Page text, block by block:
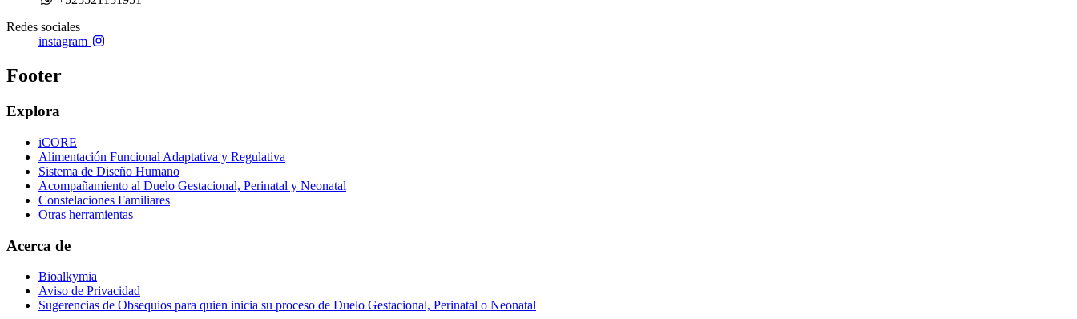
Redes sociales
instagram
Footer
Explora
iCORE
Alimentación Funcional Adaptativa y Regulativa
Sistema de Diseño Humano
Acompañamiento al Duelo Gestacional, Perinatal y Neonatal
Constelaciones Familiares
Otras herramientas
Acerca de
Bioalkymia
Aviso de Privacidad
Sugerencias de Obsequios para quien inicia su proceso de Duelo Gestacional, Perinatal o Neonatal